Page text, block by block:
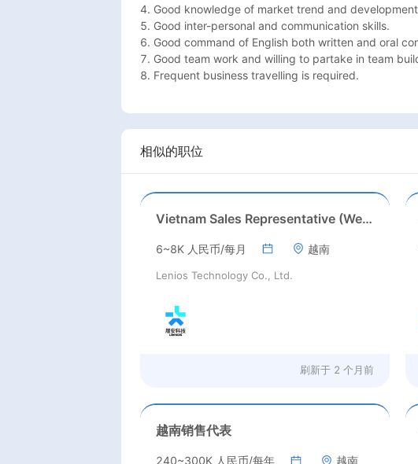
4. Good knowledge of market trend and
5. Good inter-personal and communication skills.
6. Good command of English both written and oral
7. Good team work and willing to partake in team
8. Frequent business travelling is required.
相似的职位
Vietnam Sales Representative (Weak Current Intelligence & Access Control Products)
6~8K 人民币/每月 越南
Lenios Technology Co., Ltd.
刷新于 2 个月前
越南销售代表
240~300K 人民币/每年 越南